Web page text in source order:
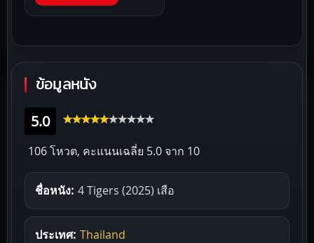
ข้อมูลหนัง
5.0
106 โหวต, คะแนนเฉลี่ย 5.0 จาก 10
ชื่อหนัง: 4 Tigers (2025) เสือ
ประเทศ: Thailand